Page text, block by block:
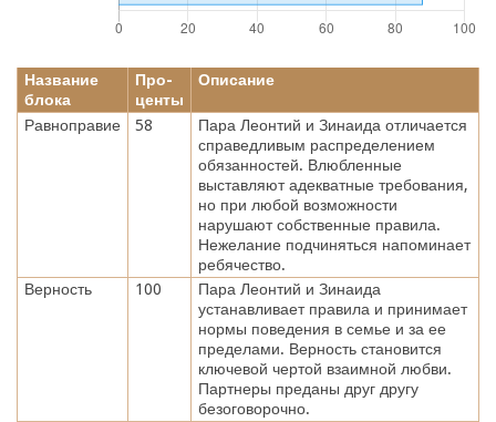
Название
блока
Про-
центы
Описание
Равноправие 58
Пара Леонтий и Зинаида отличается
справедливым распределением
обязанностей. Влюбленные
выставляют адекватные требования,
но при любой возможности
нарушают собственные правила.
Нежелание подчиняться напоминает
ребячество.
Верность
100
Пара Леонтий и Зинаида
устанавливает правила и принимает
нормы поведения в семье и за ее
пределами. Верность становится
ключевой чертой взаимной любви.
Партнеры преданы друг другу
безоговорочно.